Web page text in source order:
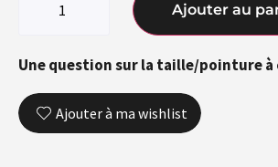
Ajouter au
Une question sur la taille/pointure à
Ajouter à ma wishlist